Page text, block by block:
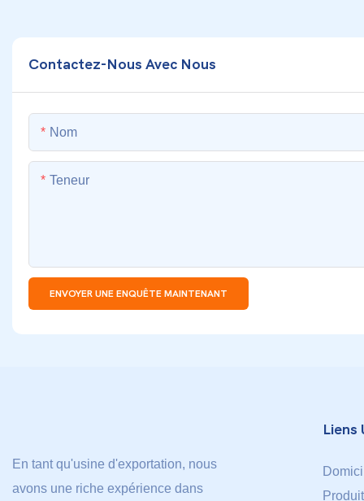
Contactez-Nous Avec Nous
Nom
Teneur
ENVOYER UNE ENQUÊTE MAINTENANT
En tant qu'usine d'exportation, nous
avons une riche expérience dans
Liens